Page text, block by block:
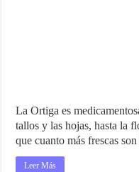
La Ortiga es
tallos y las hojas, hasta la
que cuanto más frescas
Leer Más